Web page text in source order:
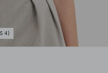
4)